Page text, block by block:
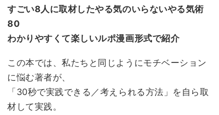
すごい8人に取材したやる気のいらないやる気術
80
わかりやすくて楽しいルポ漫画形式で紹介
この本では、私たちと同じようにモチベーション
に悩む著者が、
「30秒で実践できる／考えられる方法」を自ら取
材して実践。